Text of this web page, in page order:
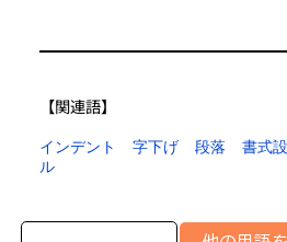
【​関連語】
インデント 字下げ 段落 書式
ル